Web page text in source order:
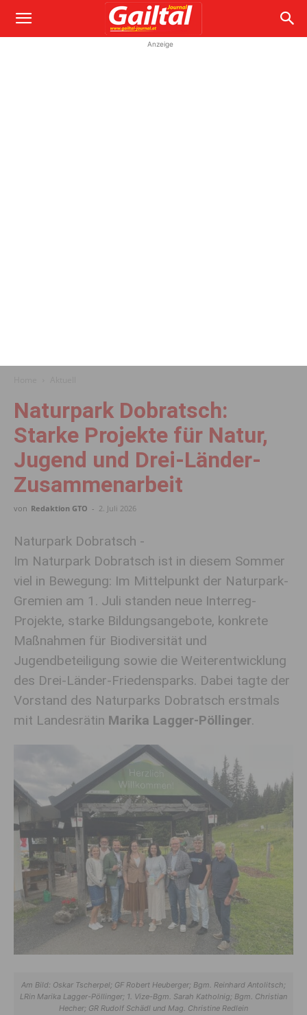
Anzeige
Naturpark Dobratsch:
Starke Projekte für Natur,
Jugend und Drei-Länder-
Zusammenarbeit
von Redaktion GTO - 2. Juli 2026
Naturpark Dobratsch -
Im Naturpark Dobratsch ist in diesem Sommer
viel in Bewegung: Im Mittelpunkt der Naturpark-
Gremien am 1. Juli standen neue Interreg-
Projekte, starke Bildungsangebote, konkrete
Maßnahmen für Biodiversität und
Jugendbeteiligung sowie die Weiterentwicklung
des Drei-Länder-Friedensparks. Dabei tagte der
Vorstand des Naturparks Dobratsch erstmals
mit Landesrätin Marika Lagger-Pöllinger.
Am Bild: Oskar Tscherpel; GF Robert Heuberger; Bgm. Reinhard Antolitsch;
LRin Marika Lagger-Pöllinger; 1. Vize-Bgm. Sarah Katholnig; Bgm. Christian
Hecher; GR Rudolf Schädl und Mag. Christine Redlein